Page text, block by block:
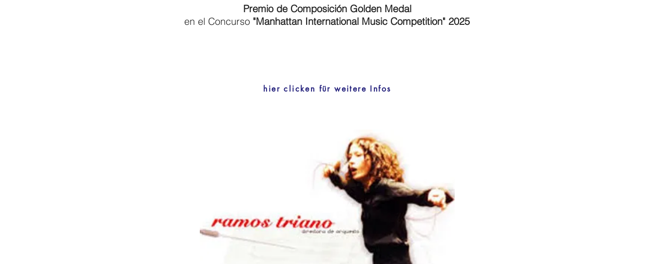
​Premio de Composición Golden Medal
en el Concurso "Manhattan International Music Competition" 2025
hier clicken für weitere Infos